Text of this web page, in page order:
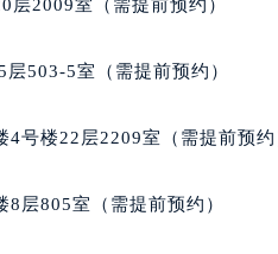
庄路交叉口萧邦售后服务中心
售后服务中心（需提前预约）
后服务中心（需提前预约）
萧邦售后服务中心（需提前预
2009室（需提前预约）
503-5室（需提前预约）
号楼22层2209室（需提前预约
层805室（需提前预约）